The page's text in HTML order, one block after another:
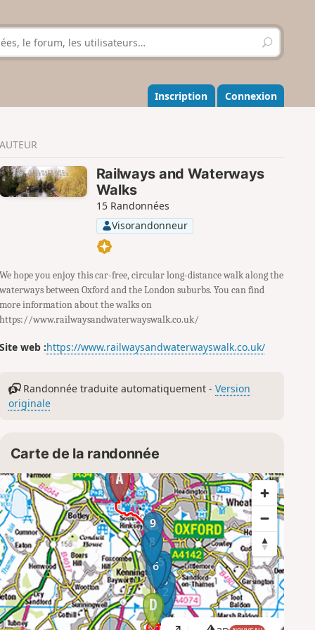
R
e
h
e
r
r
Inscription Connexion
AUTEUR
Railways and Waterways
Walks
15 Randonnées
Visorandonneur
We hope you enjoy this car-free, circular long-distance walk along the
waterways between Oxford and the London suburbs. You can find
more information about the walks on
https://www.railwaysandwaterwayswalk.co.uk/
Site web :https://www.railwaysandwaterwayswalk.co.uk/
Randonnée traduite automatiquement -Version
originale
Carte de la randonnée
1
2
3
4
5
6
7
8
9
10